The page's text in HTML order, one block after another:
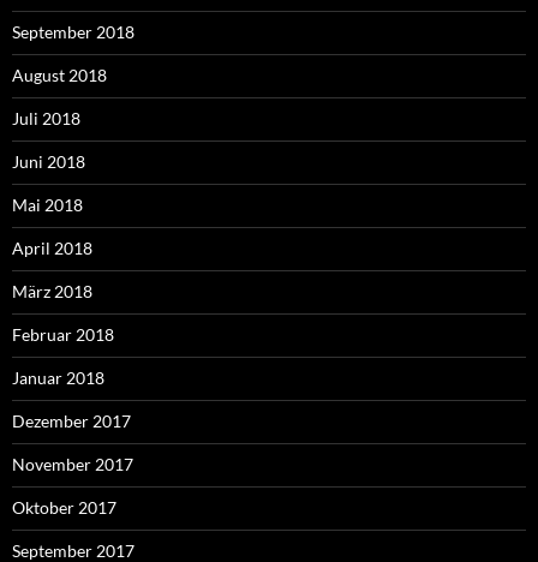
September 2018
August 2018
Juli 2018
Juni 2018
Mai 2018
April 2018
März 2018
Februar 2018
Januar 2018
Dezember 2017
November 2017
Oktober 2017
September 2017